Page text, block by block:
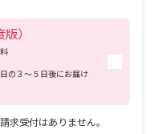
合する新たな学びの拠点として
」が完成。STREAMエリアとして
■独自の英語教育「ELFプログラ
学部で必修科目としています。
は、英語を母語としない人たち向
籍、様々な母語をもつ教員が指導
力」を身につけます。 ■科学と芸
学では、科学、技術、工学、数学
ELFの「E」を加えた「ESTEAM
めざし、工学部・農学部・芸術
）
の３～５日後にお届け
求受付はありません。